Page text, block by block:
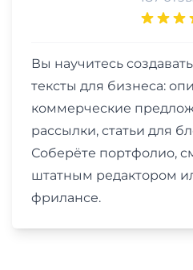
Вы научитесь
тексты для бизнеса:
коммерческие
рассылки, статьи для
Соберёте портфолио,
штатным редактором
фрилансе.